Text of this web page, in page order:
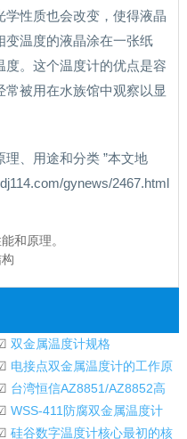
学性质也会改变，使得液晶
变温度的液晶涂在一张纸
度。这个温度计的优点是容
被用在水族馆中观察以显
理、用途和分类 ”本文地
gynews/2467.html
和原理。
双金属温度计规格
电接点双金属温度计的工作原
台湾恒信AZ8851/AZ8852高
度温度计
WSS-411防腐双金属温度计
硅谷数字温度计核心最初的核